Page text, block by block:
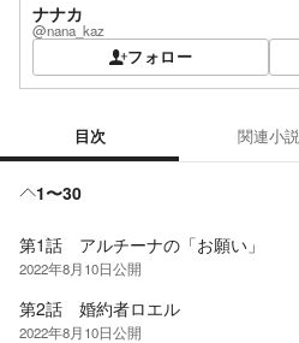
ナナカ
@nana_kaz
フォロー
目次 関連小説
1〜30
第1話 アルチーナの「お願い」
2022年8月10日公開
第2話 婚約者ロエル
2022年8月10日公開